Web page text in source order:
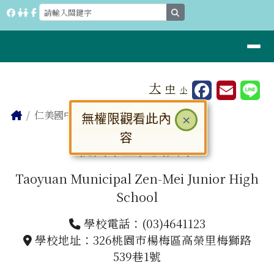
跳至主內容區
桃園市立仁美國中
⏸
大 中 小
主內容區域
Home
仁美國中
桃園市立仁美國中
Taoyuan Municipal Zen-Mei Junior High
School
學校電話：(03)4641123
學校地址：326桃園市楊梅區高榮里梅獅路
539巷1號
頁尾區域 × 關閉
無權限觀看此內
容